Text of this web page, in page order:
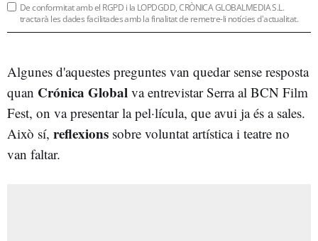
De conformitat amb el RGPD i la LOPDGDD, CRÒNICA GLOBALMEDIA S.L.
tractarà les dades facilitades amb la finalitat de remetre-li notícies d'actualitat.
Algunes d'aquestes preguntes van quedar sense resposta
quan Crónica Global va entrevistar Serra al BCN Film
Fest, on va presentar la pel·lícula, que avui ja és a sales.
Això sí, reflexions sobre voluntat artística i teatre no
van faltar.